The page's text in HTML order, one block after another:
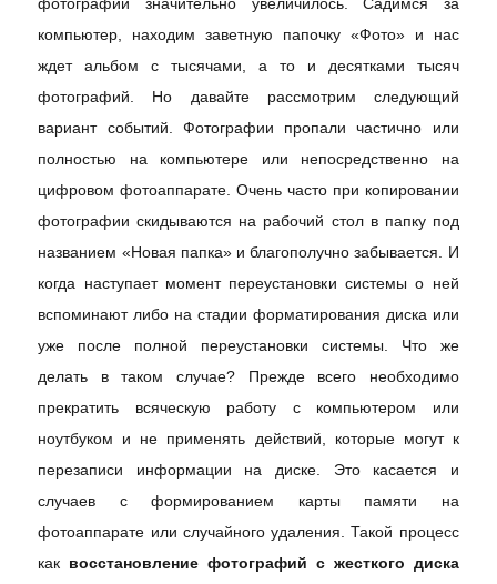
фотографий значительно увеличилось. Садимся за
компьютер, находим заветную папочку «Фото» и нас
ждет альбом с тысячами, а то и десятками тысяч
фотографий. Но давайте рассмотрим следующий
вариант событий. Фотографии пропали частично или
полностью на компьютере или непосредственно на
цифровом фотоаппарате. Очень часто при копировании
фотографии скидываются на рабочий стол в папку под
названием «Новая папка» и благополучно забывается. И
когда наступает момент переустановки системы о ней
вспоминают либо на стадии форматирования диска или
уже после полной переустановки системы. Что же
делать в таком случае? Прежде всего необходимо
прекратить всяческую работу с компьютером или
ноутбуком и не применять действий, которые могут к
перезаписи информации на диске. Это касается и
случаев с формированием карты памяти на
фотоаппарате или случайного удаления. Такой процесс
как восстановление фотографий с жесткого диска